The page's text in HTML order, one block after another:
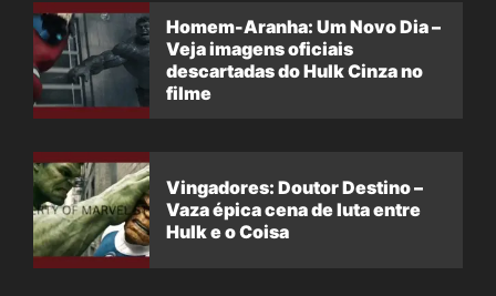
Homem-Aranha: Um Novo Dia –
Veja imagens oficiais
descartadas do Hulk Cinza no
filme
Vingadores: Doutor Destino –
Vaza épica cena de luta entre
Hulk e o Coisa